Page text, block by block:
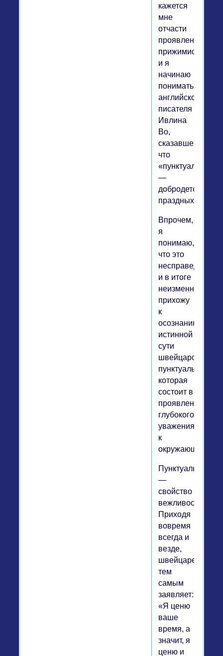
кажется
мне
отчасти
проявлением
прижимистости,
и я
начинаю
понимать
английского
писателя
Ивлина
Во,
сказавшего,
что
«пунктуальность
—
добродетель
праздных».
Впрочем,
я
понимаю,
что это
несправедливо,
и в итоге
неизменно
прихожу
к
осознанию
истинной
сути
швейцарской
пунктуальности,
которая
состоит в
проявлении
глубокого
уважения
к
окружающим.
Пунктуальность
—
свойство
вежливости.
Приходя
вовремя
всегда и
везде,
швейцарец
тем
самым
заявляет:
«Я ценю
ваше
время, а
значит, я
ценю и